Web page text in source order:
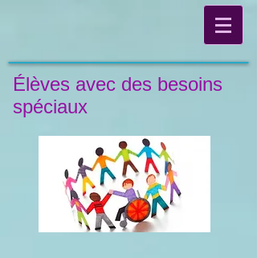
Élèves avec des besoins
spéciaux